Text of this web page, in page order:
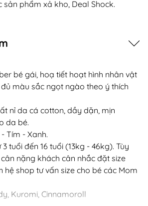
sản phẩm xả kho, Deal Shock.
bé gái, hoạ tiết hoạt hình nhân vật
màu sắc ngọt ngào theo ý thích
nỉ da cá cotton, dầy dặn, mịn
da bé.
Tím - Xanh.
tuổi đến 16 tuổi (13kg - 46kg). Tùy
nặng khách cân nhắc đặt size
hệ shop tư vấn size cho bé các Mom
Kuromi, Cinnamoroll